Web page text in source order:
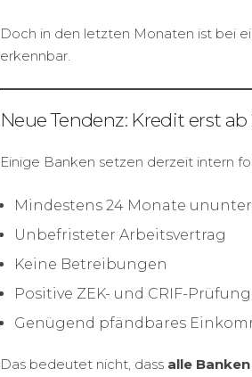
Doch in den letzten Monaten ist bei
erkennbar.
Neue Tendenz: Kredit erst
Einige Banken setzen derzeit intern
Mindestens 24 Monate
Unbefristeter Arbeitsvertrag
Keine Betreibungen
Positive ZEK- und CRIF-Prüfung
Genügend pfändbares
Das bedeutet nicht, dass alle Banken